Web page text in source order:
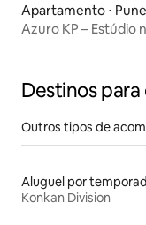
Apartamento ⋅ Pune
Azuro KP – Estúdio
Destinos
Outros tipos de
Konkan Division